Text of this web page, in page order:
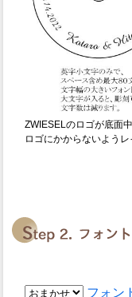
ZWIESELのロゴが底面中
ロゴにかからないよう
フォン